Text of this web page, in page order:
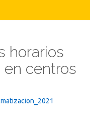
horarios
en centros